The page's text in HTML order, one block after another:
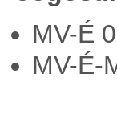
MV-É
MV-É-